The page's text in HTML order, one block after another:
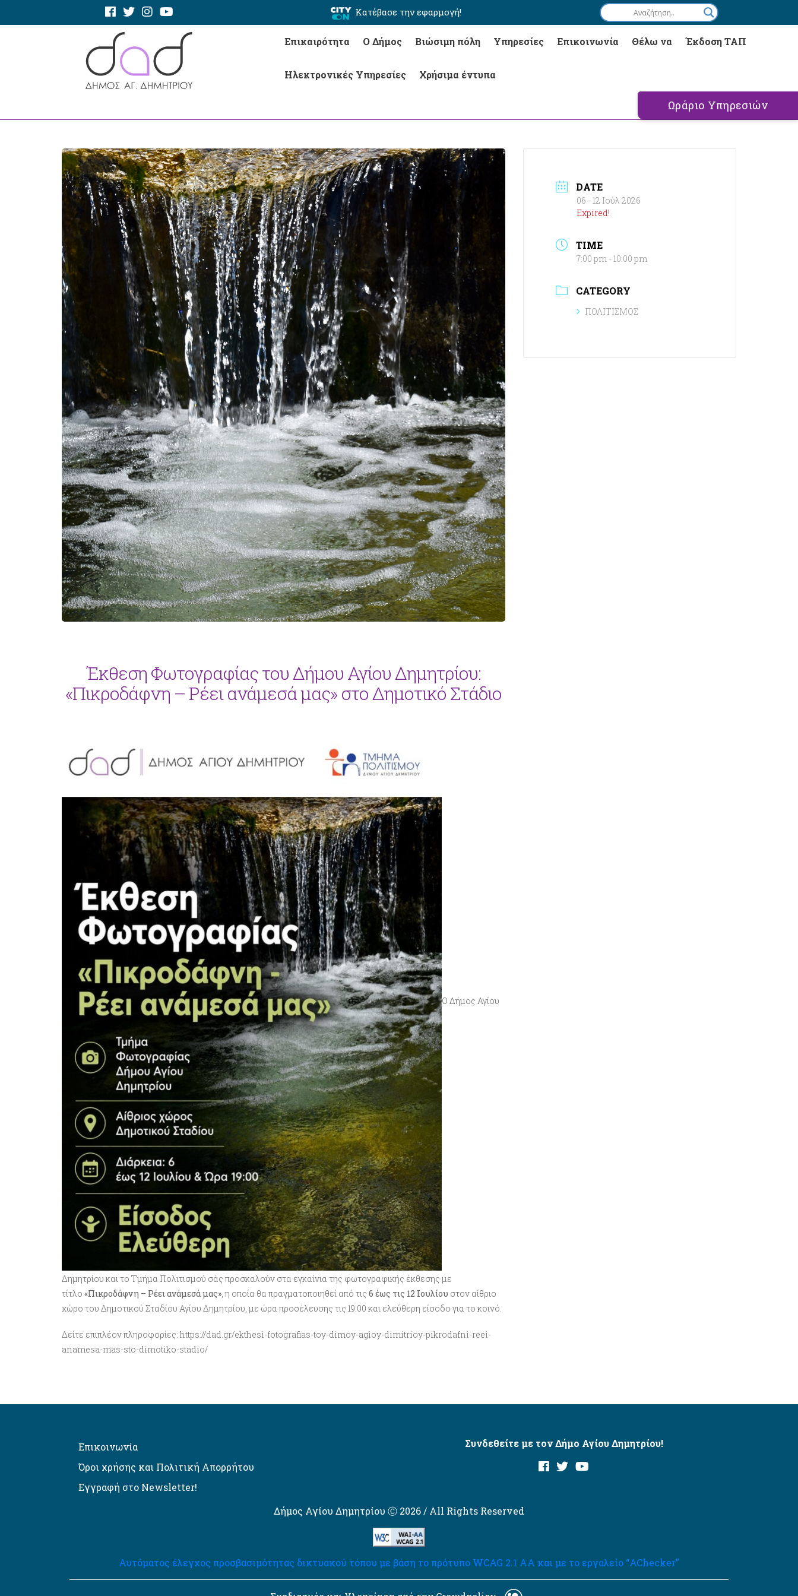
Κατέβασε την εφαρμογή!
Επικαιρότητα Ο Δήμος Βιώσιμη πόλη Υπηρεσίες Επικοινωνία Θέλω να Έκδοση ΤΑΠ
Ηλεκτρονικές Υπηρεσίες Χρήσιμα έντυπα
Ωράριο Υπηρεσιών
Έκθεση Φωτογραφίας του Δήμου Αγίου Δημητρίου:
«Πικροδάφνη – Ρέει ανάμεσά μας» στο Δημοτικό Στάδιο
Ο Δήμος Αγίου
Δημητρίου και το Τμήμα Πολιτισμού σάς προσκαλούν στα εγκαίνια της φωτογραφικής έκθεσης με
τίτλο «Πικροδάφνη – Ρέει ανάμεσά μας» , η οποία θα πραγματοποιηθεί από τις 6 έως τις 12 Ιουλίου στον αίθριο
χώρο του Δημοτικού Σταδίου Αγίου Δημητρίου, με ώρα προσέλευσης τις 19:00 και ελεύθερη είσοδο για το κοινό.
Δείτε επιπλέον πληροφορίες: https://dad.gr/ekthesi-fotografias-toy-dimoy-agioy-dimitrioy-pikrodafni-reei-
anamesa-mas-sto-dimotiko-stadio/
DATE
06 - 12 Ιούλ 2026
Expired!
TIME
7:00 pm - 10:00 pm
CATEGORY
ΠΟΛΙΤΙΣΜΟΣ
Επικοινωνία
Όροι χρήσης και Πολιτική Απορρήτου
Εγγραφή στο Newsletter!
Συνδεθείτε με τον Δήμο Αγίου Δημητρίου!
Δήμος Αγίου Δημητρίου Ⓒ 2026 / All Rights Reserved
Αυτόματος έλεγχος προσβασιμότητας δικτυακού τόπου με βάση το πρότυπο WCAG 2.1 AA και με το εργαλείο “AChecker”